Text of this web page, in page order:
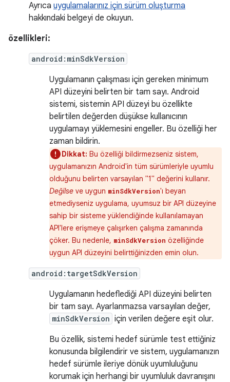
Ayrıca uygulamalarınız için sürüm oluşturma
hakkındaki belgeyi de okuyun.
özellikleri:
android:minSdkVersion
Uygulamanın çalışması için gereken minimum
API düzeyini belirten bir tam sayı. Android
sistemi, sistemin API düzeyi bu özellikte
belirtilen değerden düşükse kullanıcının
uygulamayı yüklemesini engeller. Bu özelliği her
zaman bildirin.
Dikkat: Bu özelliği bildirmezseniz sistem,
uygulamanızın Android'in tüm sürümleriyle uyumlu
olduğunu belirten varsayılan "1" değerini kullanır.
Değilse ve uygun minSdkVersion'ı beyan
etmediyseniz uygulama, uyumsuz bir API düzeyine
sahip bir sisteme yüklendiğinde kullanılamayan
API'lere erişmeye çalışırken çalışma zamanında
çöker. Bu nedenle, minSdkVersion özelliğinde
uygun API düzeyini belirttiğinizden emin olun.
android:targetSdkVersion
Uygulamanın hedeflediği API düzeyini belirten
bir tam sayı. Ayarlanmazsa varsayılan değer,
minSdkVersion için verilen değere eşit olur.
Bu özellik, sistemi hedef sürümle test ettiğiniz
konusunda bilgilendirir ve sistem, uygulamanızın
hedef sürümle ileriye dönük uyumluluğunu
korumak için herhangi bir uyumluluk davranışını